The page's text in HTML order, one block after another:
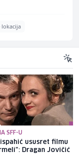
lokacija
SFF-U
ususret filmu
Dragan Jovičić